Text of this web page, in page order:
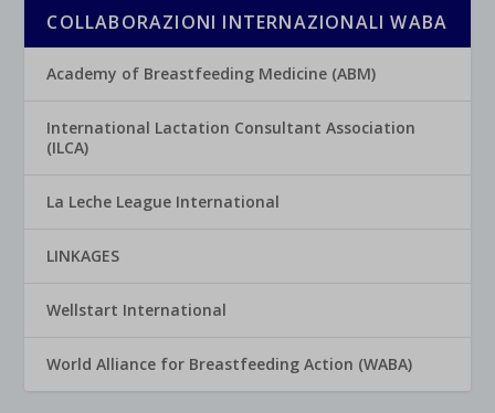
COLLABORAZIONI INTERNAZIONALI WABA
Academy of Breastfeeding Medicine (ABM)
International Lactation Consultant Association
(ILCA)
La Leche League International
LINKAGES
Wellstart International
World Alliance for Breastfeeding Action (WABA)